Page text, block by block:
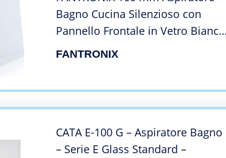
Bagno Cucina Silenzioso con
Pannello Frontale in Vetro Bianco
Design Moderno Ventilatori a
FANTRONIX
CATA E-100 G – Aspiratore Bagno
– Serie E Glass Standard –